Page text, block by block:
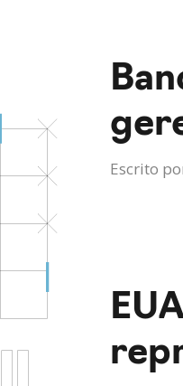
Escrito